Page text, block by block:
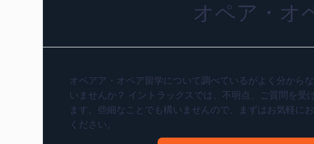
オペア・オ
オペアア・オペア留学について調べているがよく分から
いませんか？ イントラックスでは、不明点、ご質問を受
ます。些細なことでも構いませんので、まずはお気軽に
ください。